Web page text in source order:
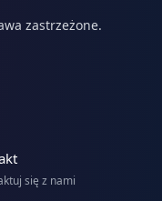
zastrzeżone.
się z nami